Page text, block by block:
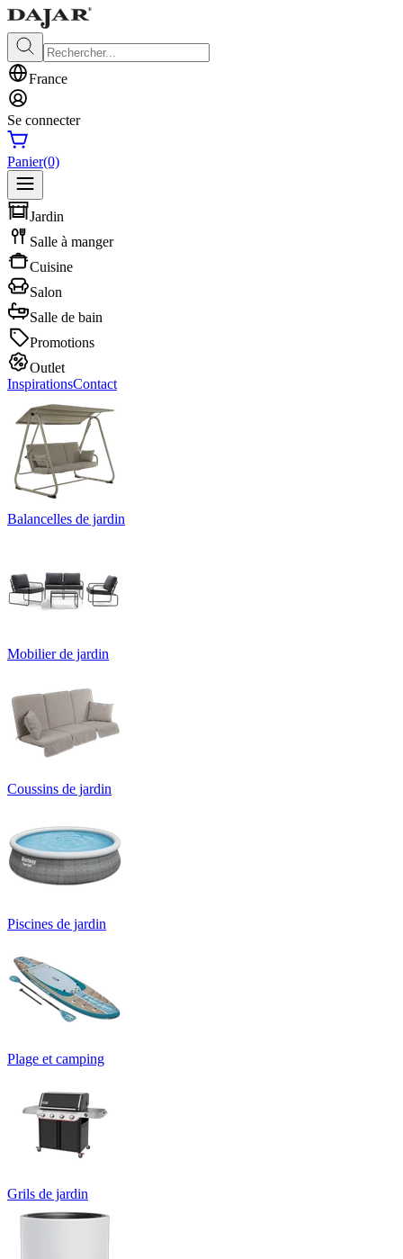
France
Se connecter
Panier(0)
Jardin
Salle à manger
Cuisine
Salon
Salle de bain
Promotions
Outlet
InspirationsContact
Balancelles de jardin
Mobilier de jardin
Coussins de jardin
Piscines de jardin
Plage et camping
Grils de jardin